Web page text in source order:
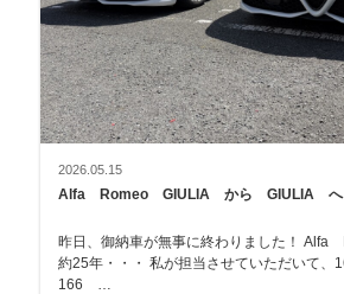
2026.05.15
Alfa Romeo GIULIA から GIULIA へ
昨日、御納車が無事に終わりました！ Alfa Romeo 歴が長く、
約25年・・・ 私が担当させていただいて、164 → 147・
166 …